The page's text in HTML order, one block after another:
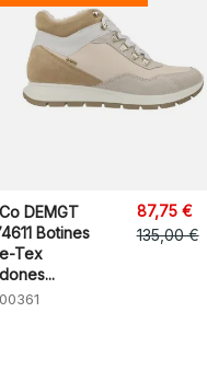
DEMGT
Botines
Tex
87,75 €
135,00 €